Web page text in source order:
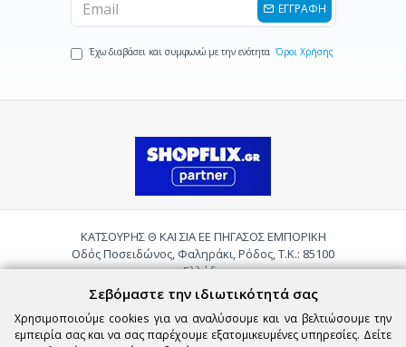
ΕΓΓΡΑΦΗ
Έχω διαβάσει και συμφωνώ με την ενότητα Όροι Χρήσης
ΚΑΤΣΟΥΡΗΣ Θ ΚΑΙ ΣΙΑ ΕΕ ΠΗΓΑΣΟΣ ΕΜΠΟΡΙΚΗ
Οδός Ποσειδώνος, Φαληράκι, Ρόδος, Τ.Κ.: 85100
Ελλάδα
Τηλ.:2241085059
Email:
pigasosemporiki@gmail.com
Σεβόμαστε την ιδιωτικότητά σας
Χρησιμοποιούμε cookies για να αναλύσουμε και να βελτιώσουμε την
εμπειρία σας και να σας παρέχουμε εξατομικευμένες υπηρεσίες. Δείτε